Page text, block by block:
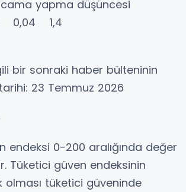
yapma düşüncesi
0,04 1,4
bir sonraki haber bülteninin
23 Temmuz 2026
endeksi 0-200 aralığında değer
Tüketici güven endeksinin
olması tüketici güveninde